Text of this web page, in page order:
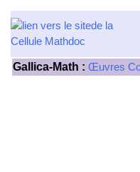
Gallica-Math : Œuvres